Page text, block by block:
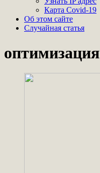
Карта Covid-19
Об этом сайте
Случайная статья
оптимизация